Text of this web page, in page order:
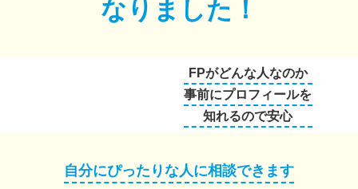
なりました！
FPがどんな人なのか
事前にプロフィールを
知れるので安心
自分にぴったりな人に相談できます